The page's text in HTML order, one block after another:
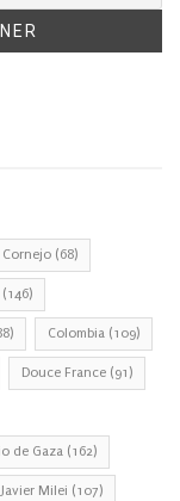
(68)
(146)
Colombia (109)
Douce France (91)
de Gaza (162)
Javier Milei (107)